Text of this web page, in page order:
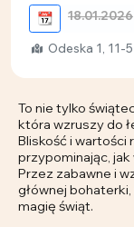
📆 18.01.2026
Odeska 1, 11-
To nie tylko
która wzruszy do
Bliskość i wartości
przypominając,
Przez zabawne i
głównej
magię świąt.